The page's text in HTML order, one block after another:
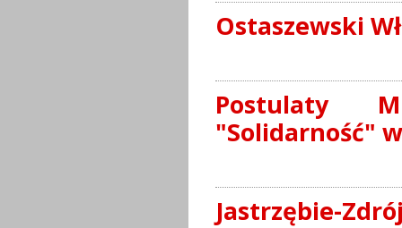
Ostaszewski
Postulaty
"Solidarność"
Jastrzębie-